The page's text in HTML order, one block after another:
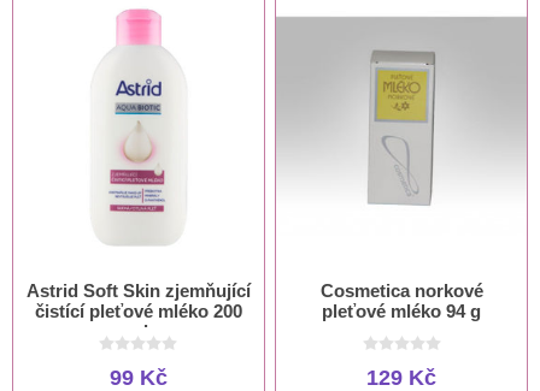
Astrid Soft Skin zjemňující
čistící pleťové mléko 200
ml
99 Kč
Cosmetica norkové
pleťové mléko 94 g
129 Kč